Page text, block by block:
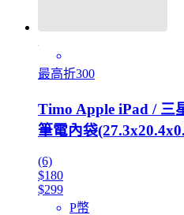
最高折300
Timo Apple iPad / 三
筆電內袋
(6)
$180
$299
P幣